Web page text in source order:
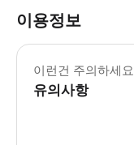
이용정보
이런건 주의하세요
유의사항